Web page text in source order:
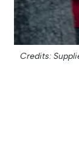
Credits: